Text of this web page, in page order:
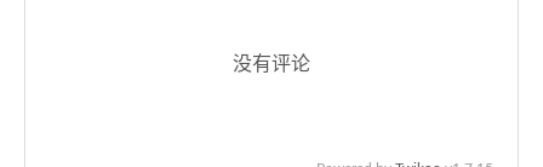
没有评论